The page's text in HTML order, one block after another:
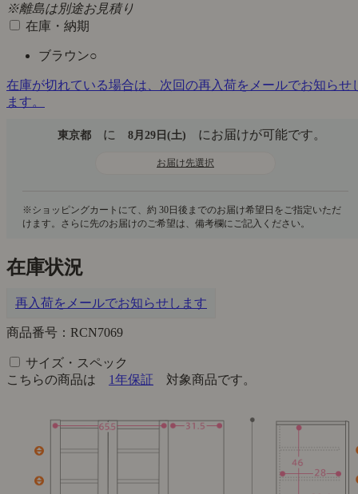
※離島は別途お見積り
在庫・納期
ブラウン○
在庫が切れている場合は、次回の再入荷をメールでお知らせ
ます。
東京都 に 8月29日(土) にお届けが可能です。
お届け先選択
在庫状況
再入荷をメールでお知らせします
商品番号：RCN7069
サイズ・スペック
こちらの商品は 1年保証 対象商品です。